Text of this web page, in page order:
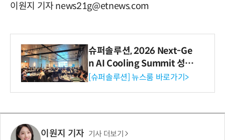
이원지 기자 news21g@etnews.com
슈퍼솔루션, 2026 Next-Ge
n AI Cooling Summit 성황
리 성료
[슈퍼솔루션] 뉴스룸 바로가기>
이원지 기자 기사 더보기